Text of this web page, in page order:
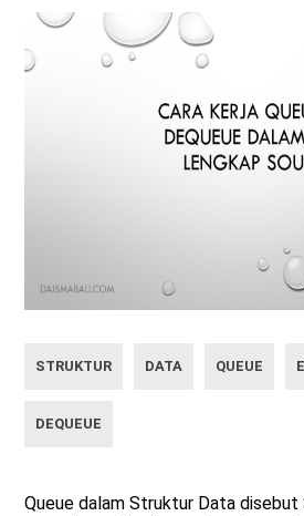
STRUKTUR DATA QUEUE
DEQUEUE
Queue dalam Struktur Data disebut